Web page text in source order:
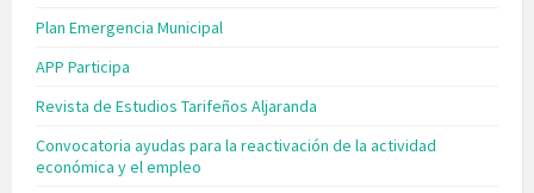
Plan Emergencia Municipal
APP Participa
Revista de Estudios Tarifeños Aljaranda
Convocatoria ayudas para la reactivación de la actividad
económica y el empleo